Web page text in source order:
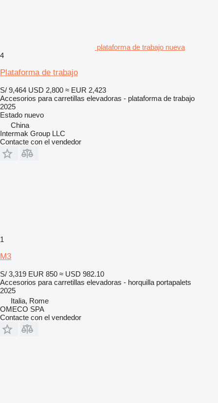
plataforma de trabajo nueva
4
Plataforma de trabajo
S/ 9,464 USD 2,800 ≈ EUR 2,423
Accesorios para carretillas elevadoras - plataforma de trabajo
2025
Estado nuevo
China
Intermak Group LLC
Contacte con el vendedor
1
M3
S/ 3,319 EUR 850 ≈ USD 982.10
Accesorios para carretillas elevadoras - horquilla portapalets
2025
Italia, Rome
OMECO SPA
Contacte con el vendedor